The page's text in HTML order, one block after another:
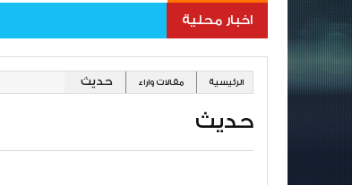
اخبار محلية
الرئيسية مقالات واراء حديث
حديث